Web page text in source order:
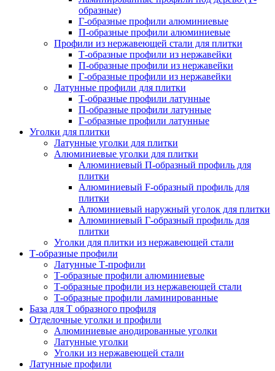
образные)
Г-образные профили алюминиевые
П-образные профили алюминиевые
Профили из нержавеющей стали для плитки
Т-образные профили из нержавейки
П-образные профили из нержавейки
Г-образные профили из нержавейки
Латунные профили для плитки
Т-образные профили латунные
П-образные профили латунные
Г-образные профили латунные
Уголки для плитки
Латунные уголки для плитки
Алюминиевые уголки для плитки
Алюминиевый П-образный профиль для
плитки
Алюминиевый F-образный профиль для
плитки
Алюминиевый наружный уголок для плитки
Алюминиевый Г-образный профиль для
плитки
Уголки для плитки из нержавеющей стали
Т-образные профили
Латунные Т-профили
Т-образные профили алюминиевые
Т-образные профили из нержавеющей стали
Т-образные профили ламинированные
База для Т образного профиля
Отделочные уголки и профили
Алюминиевые анодированные уголки
Латунные уголки
Уголки из нержавеющей стали
Латунные профили